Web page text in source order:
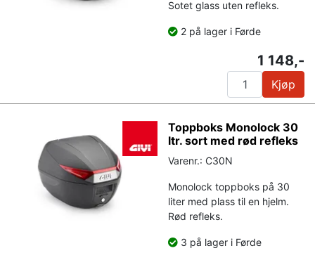
Sotet glass uten refleks.
2 på lager i Førde
1 148,-
Kjøp
Toppboks Monolock 30
ltr. sort med rød refleks
Varenr.: C30N
Monolock toppboks på 30
liter med plass til en hjelm.
Rød refleks.
3 på lager i Førde